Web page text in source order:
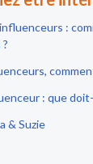
:
: que
& Suzie